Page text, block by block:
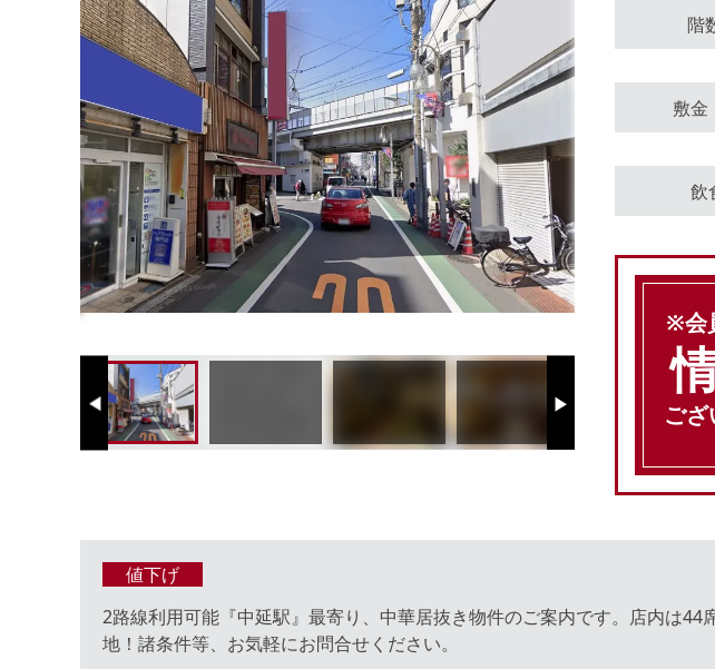
物件情
Previous Next
階
敷金
飲
※会
ござ
値下げ
2路線利用可能『中延駅』最寄り、中華居抜き物件のご案内です。店内は
地！諸条件等、お気軽にお問合せください。